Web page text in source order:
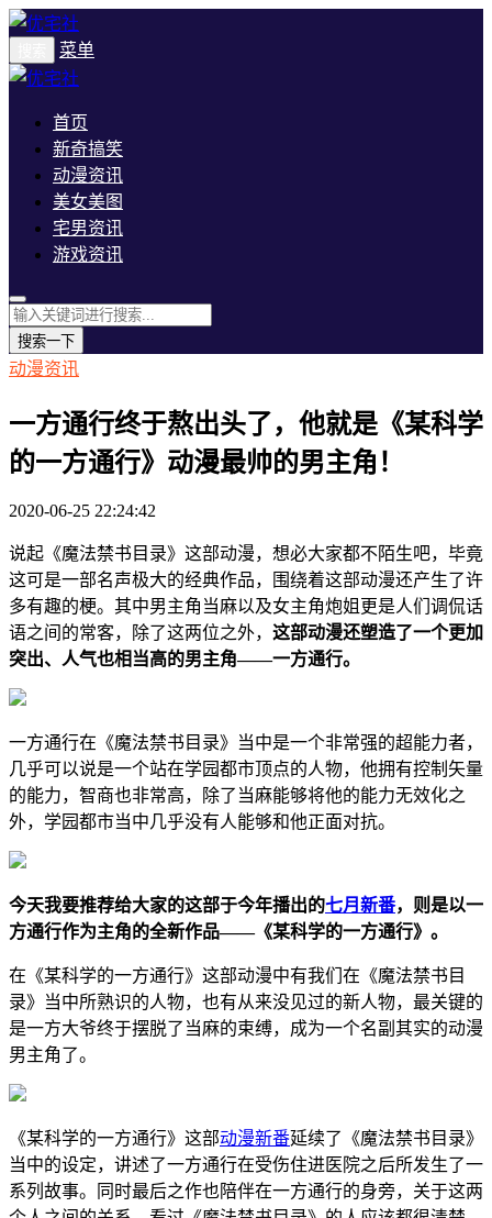
菜单
首页
新奇搞笑
动漫资讯
美女美图
宅男资讯
游戏资讯
搜索一下
动漫资讯
一方通行终于熬出头了，他就是《某科学
的一方通行》动漫最帅的男主角！
2020-06-25 22:24:42
说起《魔法禁书目录》这部动漫，想必大家都不陌生吧，毕竟
这可是一部名声极大的经典作品，围绕着这部动漫还产生了许
多有趣的梗。其中男主角当麻以及女主角炮姐更是人们调侃话
语之间的常客，除了这两位之外， 这部动漫还塑造了一个更加
突出、人气也相当高的男主角——一方通行。
一方通行在《魔法禁书目录》当中是一个非常强的超能力者，
几乎可以说是一个站在学园都市顶点的人物，他拥有控制矢量
的能力，智商也非常高，除了当麻能够将他的能力无效化之
外，学园都市当中几乎没有人能够和他正面对抗。
今天我要推荐给大家的这部于今年播出的七月新番，则是以一
方通行作为主角的全新作品——《某科学的一方通行》。
在《某科学的一方通行》这部动漫中有我们在《魔法禁书目
录》当中所熟识的人物，也有从来没见过的新人物，最关键的
是一方大爷终于摆脱了当麻的束缚，成为一个名副其实的动漫
男主角了。
《某科学的一方通行》这部动漫新番延续了《魔法禁书目录》
当中的设定，讲述了一方通行在受伤住进医院之后所发生了一
系列故事。同时最后之作也陪伴在一方通行的身旁，关于这两